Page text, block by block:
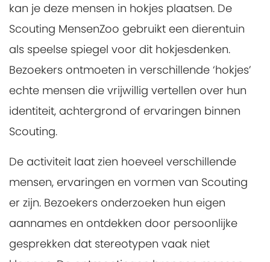
kan je deze mensen in hokjes plaatsen. De
Scouting MensenZoo gebruikt een dierentuin
als speelse spiegel voor dit hokjesdenken.
Bezoekers ontmoeten in verschillende ‘hokjes’
echte mensen die vrijwillig vertellen over hun
identiteit, achtergrond of ervaringen binnen
Scouting.
De activiteit laat zien hoeveel verschillende
mensen, ervaringen en vormen van Scouting
er zijn. Bezoekers onderzoeken hun eigen
aannames en ontdekken door persoonlijke
gesprekken dat stereotypen vaak niet